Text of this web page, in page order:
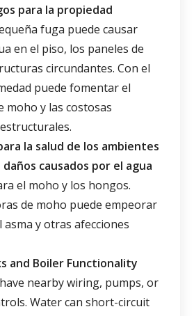
para la propiedad
fuga puede causar
en el piso, los paneles de
circundantes. Con el
puede fomentar el
moho y las costosas
la salud de los ambientes
causados por el agua
el moho y los hongos.
de moho puede empeorar
asma y otras afecciones
and Boiler Functionality
nearby wiring, pumps, or
Water can short-circuit